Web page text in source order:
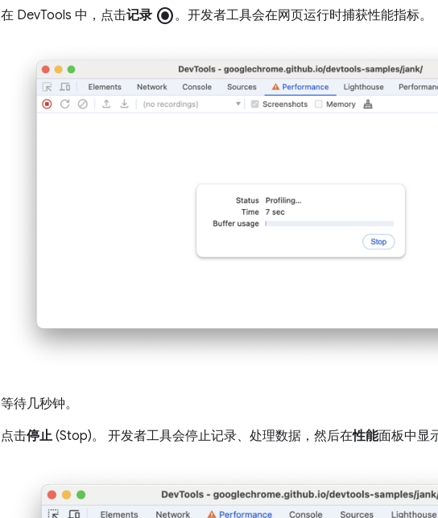
在 DevTools 中，点击记录 radio_button_checked。开发者工具会在网页运行时捕获性能指标。
等待几秒钟。
点击停止 (Stop)。 开发者工具会停止记录、处理数据，然后在性能面板中显